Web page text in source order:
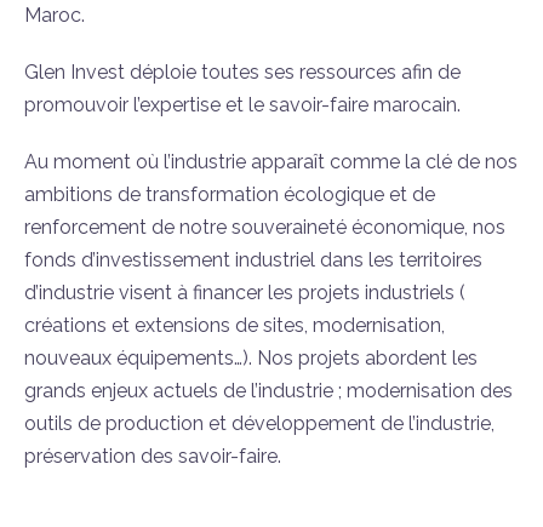
Maroc.
Glen Invest déploie toutes ses ressources afin de
promouvoir l’expertise et le savoir-faire marocain.
Au moment où l’industrie apparaît comme la clé de nos
ambitions de transformation écologique et de
renforcement de notre souveraineté économique, nos
fonds d’investissement industriel dans les territoires
d’industrie visent à financer les projets industriels (
créations et extensions de sites, modernisation,
nouveaux équipements…). Nos projets abordent les
grands enjeux actuels de l’industrie ; modernisation des
outils de production et développement de l’industrie,
préservation des savoir-faire.